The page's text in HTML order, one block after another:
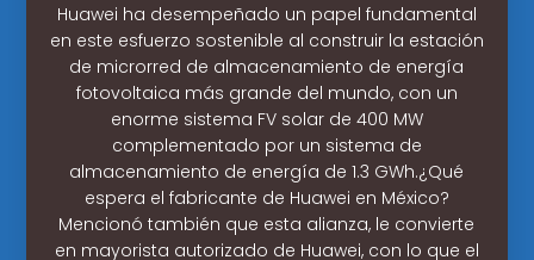
Huawei ha desempeñado un papel fundamental
en este esfuerzo sostenible al construir la estación
de microrred de almacenamiento de energía
fotovoltaica más grande del mundo, con un
enorme sistema FV solar de 400 MW
complementado por un sistema de
almacenamiento de energía de 1.3 GWh.¿Qué
espera el fabricante de Huawei en México?
Mencionó también que esta alianza, le convierte
en mayorista autorizado de Huawei, con lo que el